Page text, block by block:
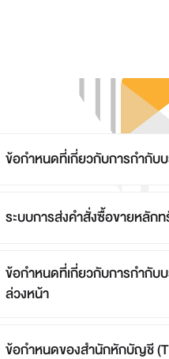
ข้อกำหนดที่เกี่ยวกับการกำกั
ระบบการส่งคำสั่งซื้อขายหลัก
ข้อกำหนดที่เกี่ยวกับการกำกั
ล่วงหน้า
ข้อกำหนดของสำนักหักบัญชี